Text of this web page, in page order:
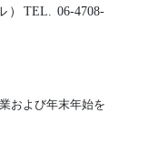
）TEL. 06-4708-
および年末年始を